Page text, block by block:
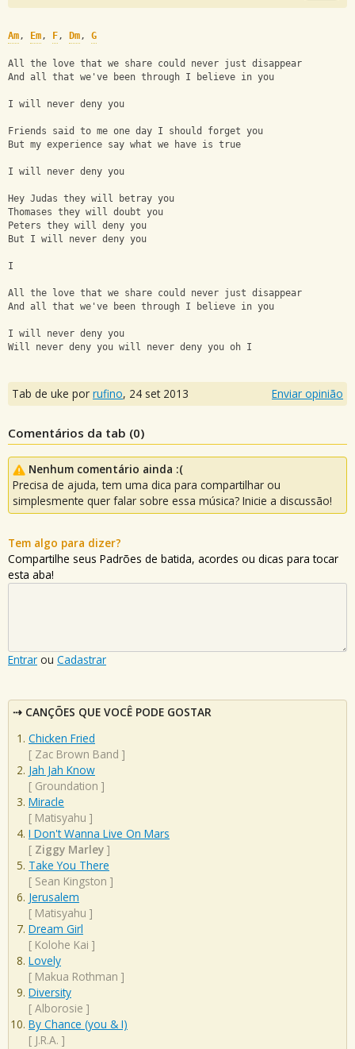
Am, Em, F, Dm, G
All the love that we share could never just disappear
And all that we've been through I believe in you
I will never deny you
Friends said to me one day I should forget you
But my experience say what we have is true
I will never deny you
Hey Judas they will betray you
Thomases they will doubt you
Peters they will deny you
But I will never deny you
I
All the love that we share could never just disappear
And all that we've been through I believe in you
I will never deny you
Will never deny you will never deny you oh I
Tab de uke por rufino, 24 set 2013 Enviar opinião
Comentários da tab (0)
Nenhum comentário ainda :(
Precisa de ajuda, tem uma dica para compartilhar ou
simplesmente quer falar sobre essa música? Inicie a discussão!
Tem algo para dizer?
Compartilhe seus Padrões de batida, acordes ou dicas para tocar
esta aba!
Entrar ou Cadastrar
CANÇÕES QUE VOCÊ PODE GOSTAR
Chicken Fried
[ Zac Brown Band ]
Jah Jah Know
[ Groundation ]
Miracle
[ Matisyahu ]
I Don't Wanna Live On Mars
[ Ziggy Marley ]
Take You There
[ Sean Kingston ]
Jerusalem
[ Matisyahu ]
Dream Girl
[ Kolohe Kai ]
Lovely
[ Makua Rothman ]
Diversity
[ Alborosie ]
By Chance (you & I)
[ J.R.A. ]